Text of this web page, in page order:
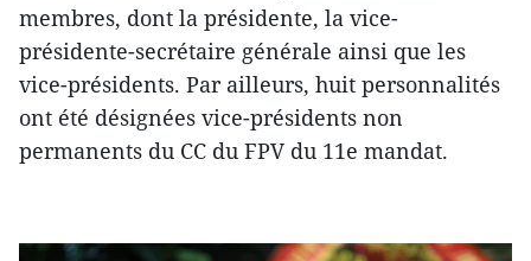
membres, dont la présidente, la vice-
présidente-secrétaire générale ainsi que les
vice-présidents. Par ailleurs, huit personnalités
ont été désignées vice-présidents non
permanents du CC du FPV du 11e mandat.​